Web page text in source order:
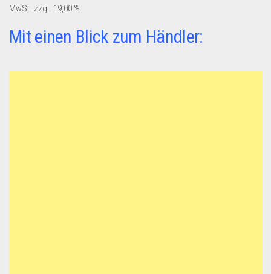
MwSt. zzgl. 19,00 %
Mit einen Blick zum Händler: